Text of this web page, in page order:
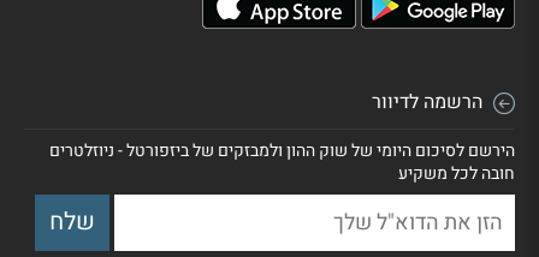
הרשמה לדיוור
הירשם לסיכום היומי של שוק ההון ולמבזקים של ביזפורטל - ניוזלטרים
חובה לכל משקיע